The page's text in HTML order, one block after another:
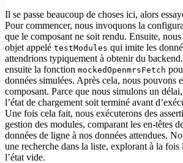
Il se passe beaucoup de choses ici, alors
Pour commencer, nous invoquons la
que le composant ne soit rendu. Ensuite,
objet appelé testModules qui imite les
attendrions typiquement à obtenir du
ensuite la fonction mockedOpenmrsFetch
données simulées. Après cela, nous pouvons
composant. Parce que nous simulons un
l’état de chargement soit terminé avant
Une fois cela fait, nous exécuterons des
gestion des modules, comparant les en-têtes
données de ligne à nos données attendues.
une recherche dans la liste, explorant à la
l’état vide.